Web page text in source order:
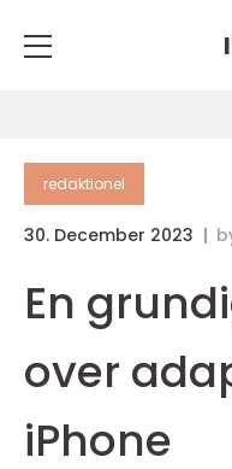
redaktionel
30. December 2023
En
over
iPhone